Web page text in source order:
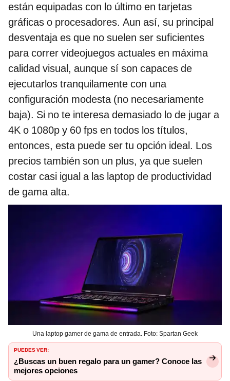
están equipadas con lo último en tarjetas
gráficas o procesadores. Aun así, su principal
desventaja es que no suelen ser suficientes
para correr videojuegos actuales en máxima
calidad visual, aunque sí son capaces de
ejecutarlos tranquilamente con una
configuración modesta (no necesariamente
baja). Si no te interesa demasiado lo de jugar a
4K o 1080p y 60 fps en todos los títulos,
entonces, esta puede ser tu opción ideal. Los
precios también son un plus, ya que suelen
costar casi igual a las laptop de productividad
de gama alta.
Una laptop gamer de gama de entrada. Foto: Spartan Geek
PUEDES VER:
¿Buscas un buen regalo para un gamer? Conoce las
mejores opciones